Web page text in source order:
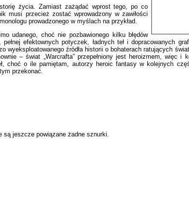
życia. Zamiast zażądać wprost tego, po co
musi przecież zostać wprowadzony w zawiłości
prowadzonego w myślach na przykład.
udanego, choć nie pozbawionego kilku błędów
efektownych potyczek, ładnych teł i dopracowanych
wyeksploatowanego źródła historii o bohaterach ratujących
– świat „Warcrafta” przepełniony jest heroizmem, więc i
choć o ile pamiętam, autorzy heroic fantasy w kolejnych
przekonać.
są jeszcze powiązane żadne sznurki.